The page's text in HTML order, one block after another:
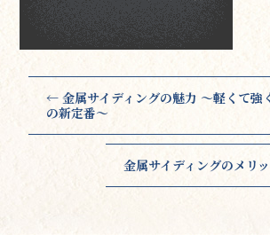
← 金属サイディングの魅力 〜軽くて強
の新定番〜
金属サイディングのメリ